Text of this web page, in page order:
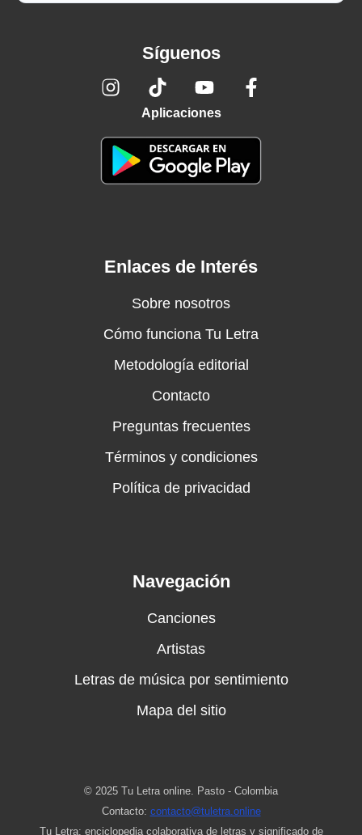
Síguenos
Aplicaciones
Enlaces de Interés
Sobre nosotros
Cómo funciona Tu Letra
Metodología editorial
Contacto
Preguntas frecuentes
Términos y condiciones
Política de privacidad
Navegación
Canciones
Artistas
Letras de música por sentimiento
Mapa del sitio
© 2025 Tu Letra online. Pasto - Colombia
Contacto: contacto@tuletra.online
Tu Letra: enciclopedia colaborativa de letras y significado de